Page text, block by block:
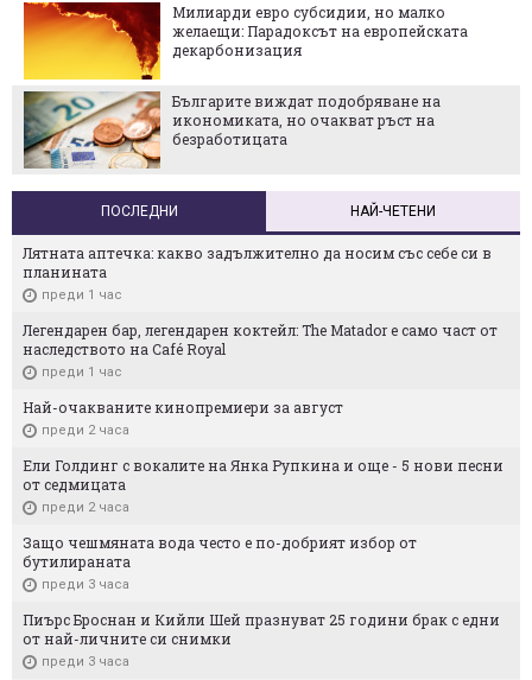
Милиарди евро субсидии, но малко
желаещи: Парадоксът на европейската
декарбонизация
Българите виждат подобряване на
икономиката, но очакват ръст на
безработицата
ПОСЛЕДНИ НАЙ-ЧЕТЕНИ
Лятната аптечка: какво задължително да носим със себе си в
планината
преди 1 час
Легендарен бар, легендарен коктейл: The Matador е само част от
наследството на Café Royal
преди 1 час
Най-очакваните кинопремиери за август
преди 2 часа
Ели Голдинг с вокалите на Янка Рупкина и още - 5 нови песни
от седмицата
преди 2 часа
Защо чешмяната вода често е по-добрият избор от
бутилираната
преди 3 часа
Пиърс Броснан и Кийли Шей празнуват 25 години брак с едни
от най-личните си снимки
преди 3 часа